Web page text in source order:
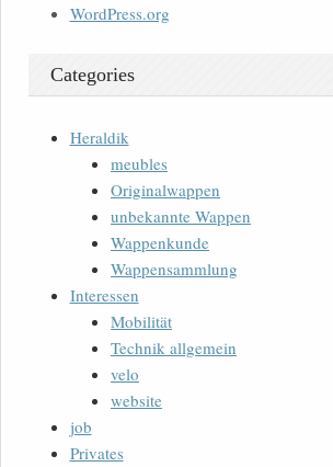
WordPress.org
Categories
Heraldik
meubles
Originalwappen
unbekannte Wappen
Wappenkunde
Wappensammlung
Interessen
Mobilität
Technik allgemein
velo
website
job
Privates